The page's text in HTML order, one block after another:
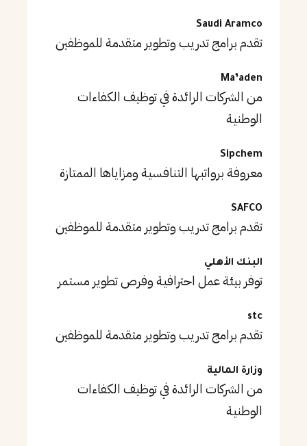
Saudi Aramco
تقدم برامج تدريب وتطوير متقدمة للموظفين
Ma’aden
من الشركات الرائدة في توظيف الكفاءات
الوطنية
Sipchem
معروفة برواتبها التنافسية ومزاياها الممتازة
SAFCO
تقدم برامج تدريب وتطوير متقدمة للموظفين
البنك الأهلي
توفر بيئة عمل احترافية وفرص تطوير مستمر
stc
تقدم برامج تدريب وتطوير متقدمة للموظفين
وزارة المالية
من الشركات الرائدة في توظيف الكفاءات
الوطنية